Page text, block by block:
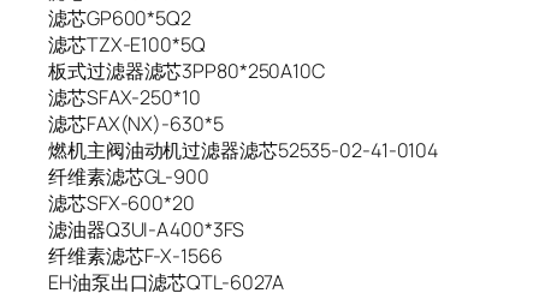
滤芯GP600*5Q2
滤芯TZX-E100*5Q
板式过滤器滤芯3PP80*250A10C
滤芯SFAX-250*10
滤芯FAX(NX)-630*5
燃机主阀油动机过滤器滤芯52535-02-41-0104
纤维素滤芯GL-900
滤芯SFX-600*20
滤油器Q3UI-A400*3FS
纤维素滤芯F-X-1566
EH油泵出口滤芯QTL-6027A